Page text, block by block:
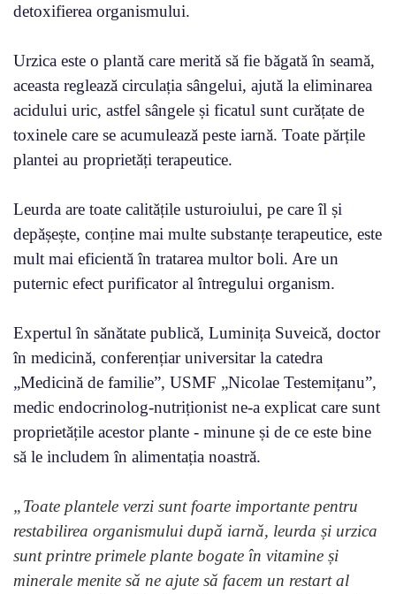
detoxifierea organismului.
Urzica este o plantă care merită să fie băgată în seamă,
aceasta reglează circulația sângelui, ajută la eliminarea
acidului uric, astfel sângele și ficatul sunt curățate de
toxinele care se acumulează peste iarnă. Toate părțile
plantei au proprietăți terapeutice.
Leurda are toate calitățile usturoiului, pe care îl și
depășește, conține mai multe substanțe terapeutice, este
mult mai eficientă în tratarea multor boli. Are un
puternic efect purificator al întregului organism.
Expertul în sănătate publică, Luminița Suveică, doctor
în medicină, conferențiar universitar la catedra
„Medicină de familie”, USMF „Nicolae Testemițanu”,
medic endocrinolog-nutriționist ne-a explicat care sunt
proprietățile acestor plante - minune și de ce este bine
să le includem în alimentația noastră.
„Toate plantele verzi sunt foarte importante pentru
restabilirea organismului după iarnă, leurda și urzica
sunt printre primele plante bogate în vitamine și
minerale menite să ne ajute să facem un restart al